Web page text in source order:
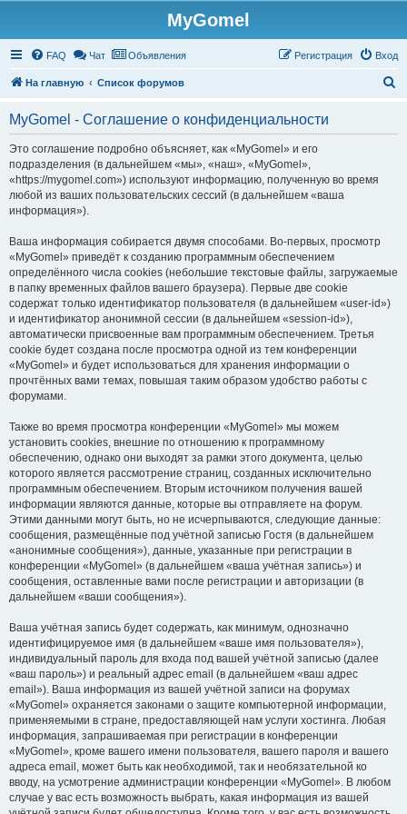
MyGomel
FAQ Чат Объявления Вход
Регистрация
На главную Список форумов
MyGomel - Соглашение о конфиденциальности
Это соглашение подробно объясняет, как «MyGomel» и его
подразделения (в дальнейшем «мы», «наш», «MyGomel»,
«https://mygomel.com») используют информацию, полученную во время
любой из ваших пользовательских сессий (в дальнейшем «ваша
информация»).
Ваша информация собирается двумя способами. Во-первых, просмотр
«MyGomel» приведёт к созданию программным обеспечением
определённого числа cookies (небольшие текстовые файлы, загружаемые
в папку временных файлов вашего браузера). Первые две cookie
содержат только идентификатор пользователя (в дальнейшем «user-id»)
и идентификатор анонимной сессии (в дальнейшем «session-id»),
автоматически присвоенные вам программным обеспечением. Третья
cookie будет создана после просмотра одной из тем конференции
«MyGomel» и будет использоваться для хранения информации о
прочтённых вами темах, повышая таким образом удобство работы с
форумами.
Также во время просмотра конференции «MyGomel» мы можем
установить cookies, внешние по отношению к программному
обеспечению, однако они выходят за рамки этого документа, целью
которого является рассмотрение страниц, созданных исключительно
программным обеспечением. Вторым источником получения вашей
информации являются данные, которые вы отправляете на форум.
Этими данными могут быть, но не исчерпываются, следующие данные:
сообщения, размещённые под учётной записью Гостя (в дальнейшем
«анонимные сообщения»), данные, указанные при регистрации в
конференции «MyGomel» (в дальнейшем «ваша учётная запись») и
сообщения, оставленные вами после регистрации и авторизации (в
дальнейшем «ваши сообщения»).
Ваша учётная запись будет содержать, как минимум, однозначно
идентифицируемое имя (в дальнейшем «ваше имя пользователя»),
индивидуальный пароль для входа под вашей учётной записью (далее
«ваш пароль») и реальный адрес email (в дальнейшем «ваш адрес
email»). Ваша информация из вашей учётной записи на форумах
«MyGomel» охраняется законами о защите компьютерной информации,
применяемыми в стране, предоставляющей нам услуги хостинга. Любая
информация, запрашиваемая при регистрации в конференции
«MyGomel», кроме вашего имени пользователя, вашего пароля и вашего
адреса email, может быть как необходимой, так и необязательной ко
вводу, на усмотрение администрации конференции «MyGomel». В любом
случае у вас есть возможность выбрать, какая информация из вашей